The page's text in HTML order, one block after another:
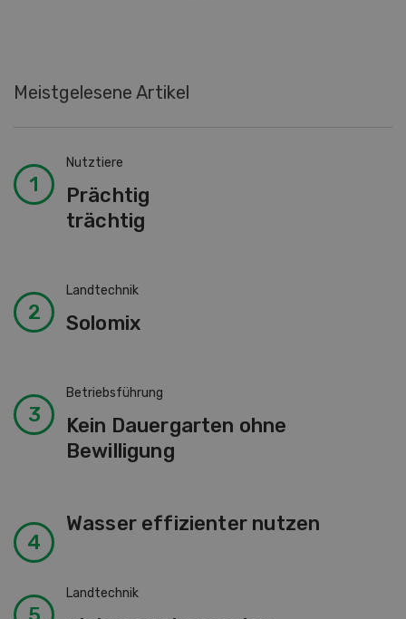
Meistgelesene Artikel
Nutztiere
Prächtig
trächtig
Landtechnik
Solomix
Betriebsführung
Kein Dauergarten ohne
Bewilligung
Wasser effizienter nutzen
Landtechnik